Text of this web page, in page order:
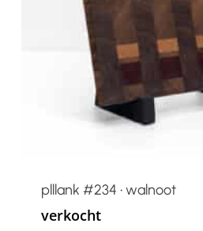
plllank #234 • walnoot
verkocht